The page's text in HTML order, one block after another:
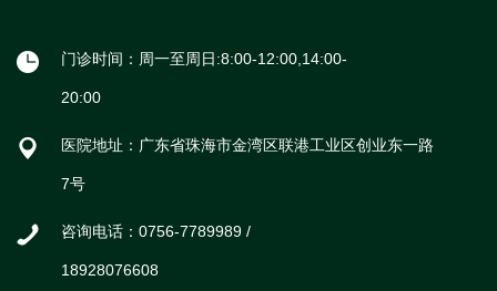
门诊时间：周一至周日:8:00-12:00,14:00-
20:00
医院地址：广东省珠海市金湾区联港工业区创业东一路
7号
咨询电话：0756-7789989 /
18928076608